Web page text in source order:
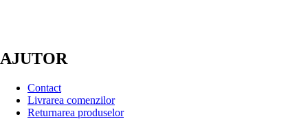
AJUTOR
Contact
Livrarea comenzilor
Returnarea produselor